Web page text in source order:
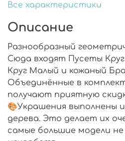
Все характеристики
Описание
Разнообразный
Сюда входят Пусеты
Круг Малый и кожаный
Объединённые в
получают приятную
🎨Украшения выполнены
дерева. Это делает их
самые большие модели